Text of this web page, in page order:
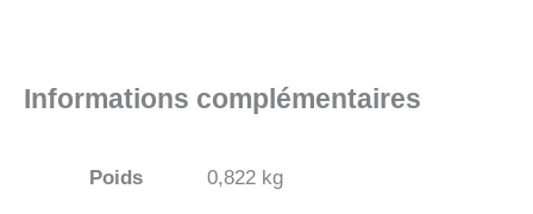
Informations complémentaires
Poids 0,822 kg